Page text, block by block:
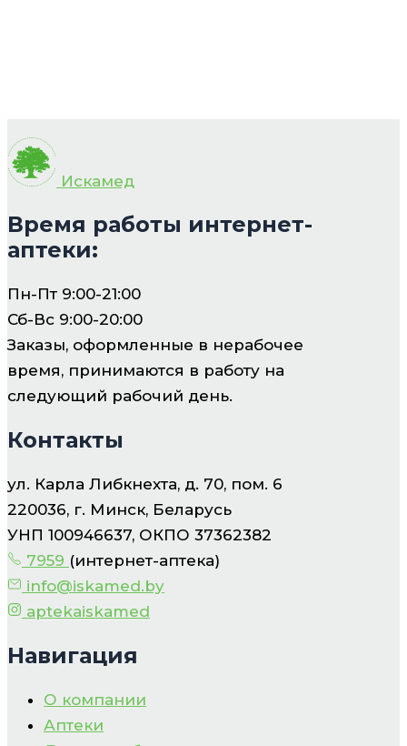
Искамед
Время работы интернет-
аптеки:
Пн-Пт 9:00-21:00
Сб-Вс 9:00-20:00
Заказы, оформленные в нерабочее
время, принимаются в работу на
следующий рабочий день.
Контакты
ул. Карла Либкнехта, д. 70, пом. 6
220036, г. Минск, Беларусь
УНП 100946637, ОКПО 37362382
7959 (интернет-аптека)
info@iskamed.by
aptekaiskamed
Навигация
О компании
Аптеки